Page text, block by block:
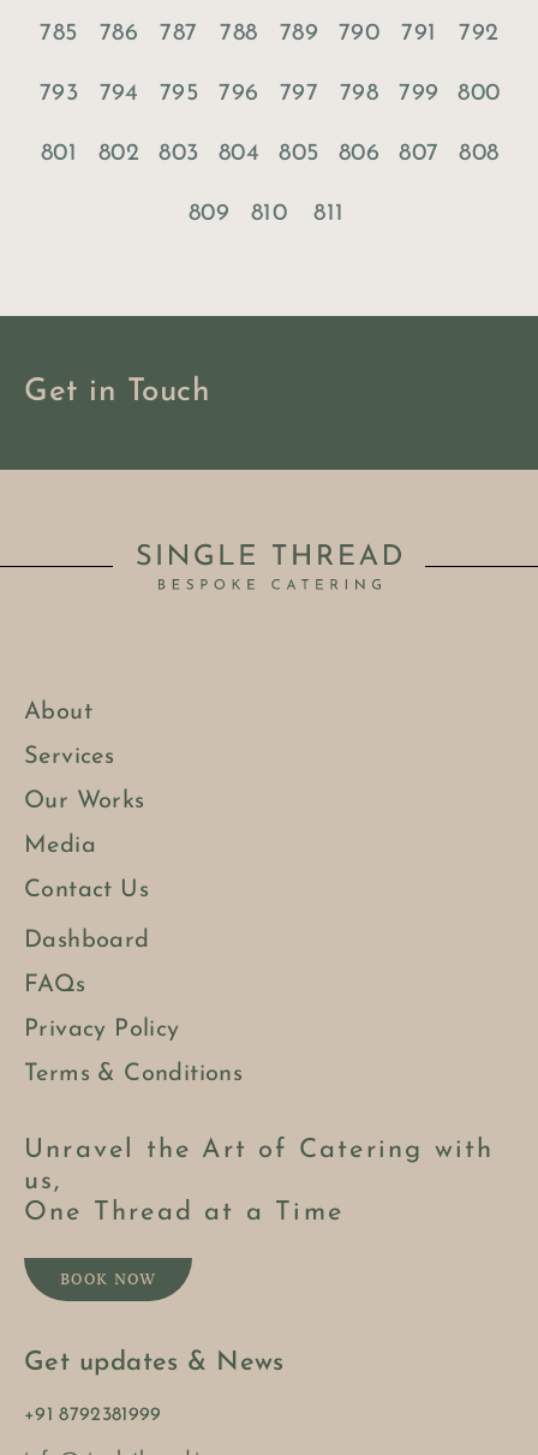
785 786 787 788 789 790 791 792
793 794 795 796 797 798 799 800
801 802 803 804 805 806 807 808
809 810 811
Get in Touch
About
Services
Our Works
Media
Contact Us
Dashboard
FAQs
Privacy Policy
Terms & Conditions
Unravel the Art of Catering with
us,
One Thread at a Time
BOOK NOW
Get updates & News
+91 8792381999